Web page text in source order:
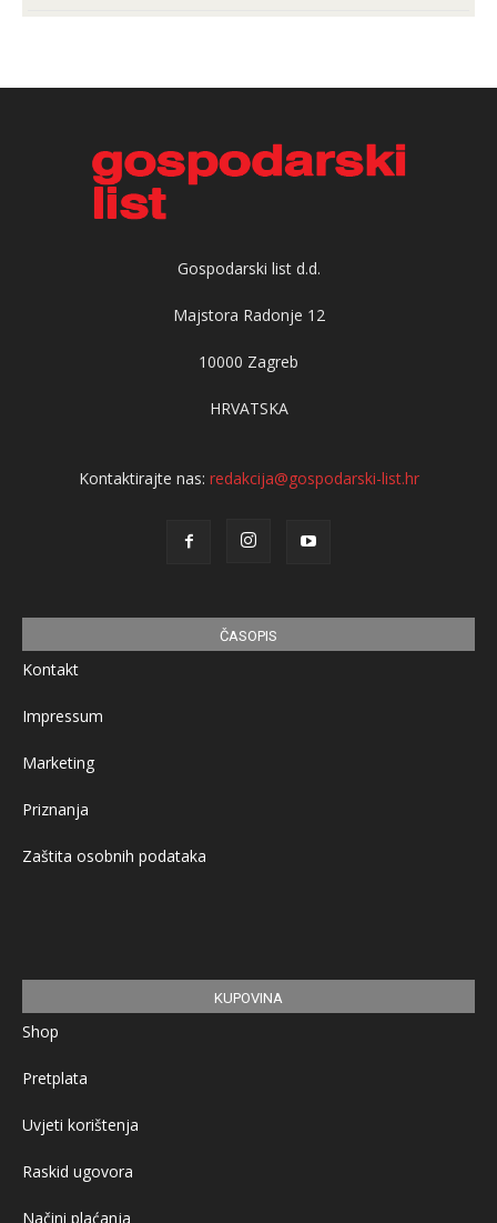
Gospodarski list d.d.
Majstora Radonje 12
10000 Zagreb
HRVATSKA
Kontaktirajte nas: redakcija@gospodarski-list.hr
ČASOPIS
Kontakt
Impressum
Marketing
Priznanja
Zaštita osobnih podataka
KUPOVINA
Shop
Pretplata
Uvjeti korištenja
Raskid ugovora
Načini plaćanja